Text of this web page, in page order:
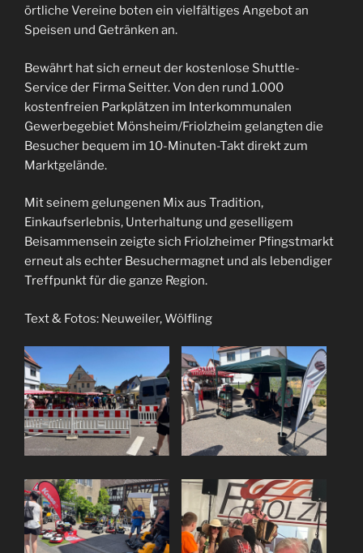
örtliche Vereine boten ein vielfältiges Angebot an
Speisen und Getränken an.
Bewährt hat sich erneut der kostenlose Shuttle-
Service der Firma Seitter. Von den rund 1.000
kostenfreien Parkplätzen im Interkommunalen
Gewerbegebiet Mönsheim/Friolzheim gelangten die
Besucher bequem im 10-Minuten-Takt direkt zum
Marktgelände.
Mit seinem gelungenen Mix aus Tradition,
Einkaufserlebnis, Unterhaltung und geselligem
Beisammensein zeigte sich Friolzheimer Pfingstmarkt
erneut als echter Besuchermagnet und als lebendiger
Treffpunkt für die ganze Region.
Text & Fotos: Neuweiler, Wölfling